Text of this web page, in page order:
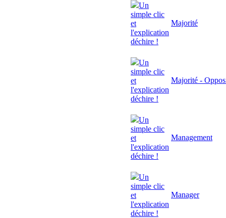
Un
simple clic
et
l'explication
déchire !
Majorité
Un
simple clic
et
l'explication
déchire !
Majorité -
Un
simple clic
et
l'explication
déchire !
Management
Un
simple clic
et
l'explication
déchire !
Manager